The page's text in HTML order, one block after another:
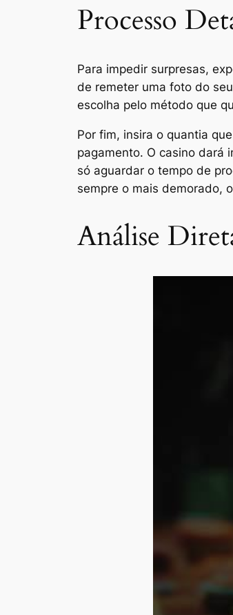
Processo
Para impedir surpresas,
de remeter uma foto do
escolha pelo método que
Por fim, insira o quantia
pagamento. O casino dará
só aguardar o tempo de
sempre o mais demorado,
Análise